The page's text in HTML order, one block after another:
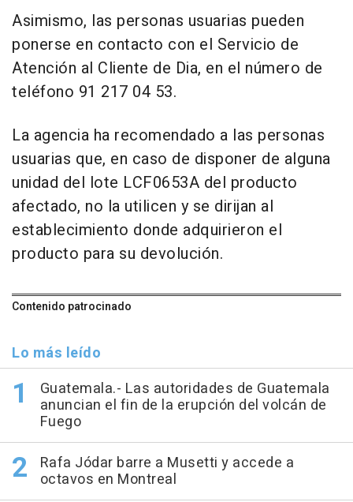
Asimismo, las personas usuarias pueden
ponerse en contacto con el Servicio de
Atención al Cliente de Dia, en el número de
teléfono 91 217 04 53.
La agencia ha recomendado a las personas
usuarias que, en caso de disponer de alguna
unidad del lote LCF0653A del producto
afectado, no la utilicen y se dirijan al
establecimiento donde adquirieron el
producto para su devolución.
Contenido patrocinado
Lo más leído
Guatemala.- Las autoridades de Guatemala
anuncian el fin de la erupción del volcán de
Fuego
Rafa Jódar barre a Musetti y accede a
octavos en Montreal